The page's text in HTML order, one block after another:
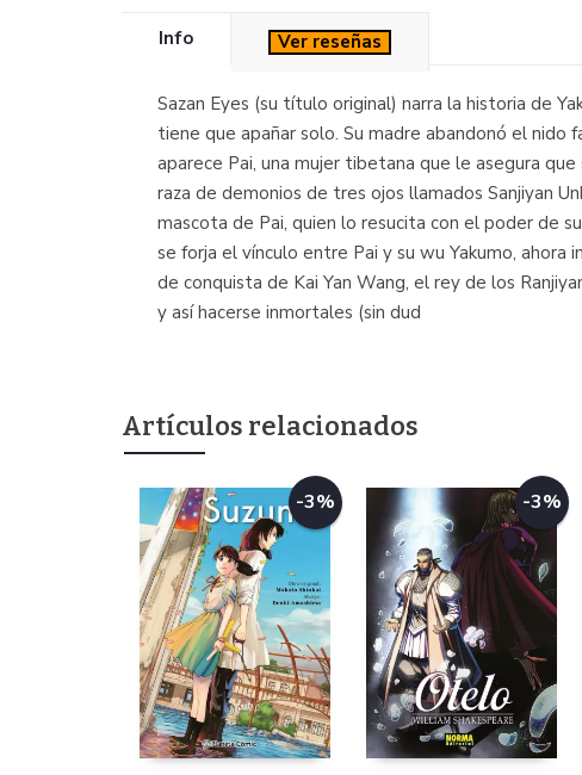
Info Ver reseñas
Sazan Eyes (su título original) narra la historia de
tiene que apañar solo. Su madre abandonó el nido
aparece Pai, una mujer tibetana que le asegura
raza de demonios de tres ojos llamados Sanjiyan
mascota de Pai, quien lo resucita con el poder de
se forja el vínculo entre Pai y su wu Yakumo, ahora
de conquista de Kai Yan Wang, el rey de los
y así hacerse inmortales (sin dud
Artículos relacionados
-3% -3%